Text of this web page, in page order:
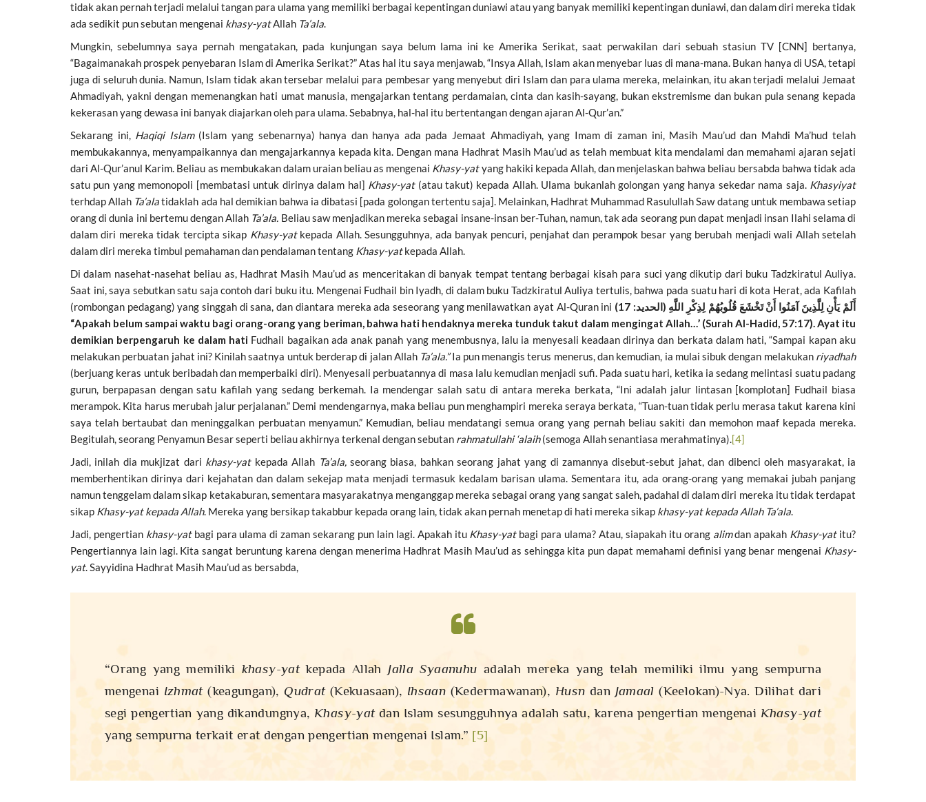
tidak akan pernah terjadi melalui tangan para ulama yang memiliki berbagai kepentingan duniawi atau yang banyak memiliki kepentingan duniawi, dan dalam diri mereka tidak
ada sedikit pun sebutan mengenai khasy-yatAllah Ta’ala.
Mungkin, sebelumnya saya pernah mengatakan, pada kunjungan saya belum lama ini ke Amerika Serikat, saat perwakilan dari sebuah stasiun TV [CNN] bertanya,
“Bagaimanakah prospek penyebaran Islam di Amerika Serikat?” Atas hal itu saya menjawab, “Insya Allah, Islam akan menyebar luas di mana-mana. Bukan hanya di USA, tetapi
juga di seluruh dunia. Namun, Islam tidak akan tersebar melalui para pembesar yang menyebut diri Islam dan para ulama mereka, melainkan, itu akan terjadi melalui Jemaat
Ahmadiyah, yakni dengan memenangkan hati umat manusia, mengajarkan tentang perdamaian, cinta dan kasih-sayang, bukan ekstremisme dan bukan pula senang kepada
kekerasan yang dewasa ini banyak diajarkan oleh para ulama. Sebabnya, hal-hal itu bertentangan dengan ajaran Al-Qur’an.”
Sekarang ini, Haqiqi Islam (Islam yang sebenarnya) hanya dan hanya ada pada Jemaat Ahmadiyah, yang Imam di zaman ini, Masih Mau’ud dan Mahdi Ma’hud telah
membukakannya, menyampaikannya dan mengajarkannya kepada kita. Dengan mana Hadhrat Masih Mau’ud as telah membuat kita mendalami dan memahami ajaran sejati
dari Al-Qur’anul Karim. Beliau as membukakan dalam uraian beliau as mengenai Khasy-yatyang hakiki kepada Allah, dan menjelaskan bahwa beliau bersabda bahwa tidak ada
satu pun yang memonopoli [membatasi untuk dirinya dalam hal] Khasy-yat(atau takut) kepada Allah. Ulama bukanlah golongan yang hanya sekedar nama saja. Khasyiyat
terhdap Allah Ta’alatidaklah ada hal demikian bahwa ia dibatasi [pada golongan tertentu saja]. Melainkan, Hadhrat Muhammad Rasulullah Saw datang untuk membawa setiap
orang di dunia ini bertemu dengan Allah Ta’ala. Beliau saw menjadikan mereka sebagai insane-insan ber-Tuhan, namun, tak ada seorang pun dapat menjadi insan Ilahi selama di
dalam diri mereka tidak tercipta sikap Khasy-yat kepada Allah. Sesungguhnya, ada banyak pencuri, penjahat dan perampok besar yang berubah menjadi wali Allah setelah
dalam diri mereka timbul pemahaman dan pendalaman tentang Khasy-yatkepada Allah.
Di dalam nasehat-nasehat beliau as, Hadhrat Masih Mau’ud as menceritakan di banyak tempat tentang berbagai kisah para suci yang dikutip dari buku Tadzkiratul Auliya.
Saat ini, saya sebutkan satu saja contoh dari buku itu. Mengenai Fudhail bin Iyadh, di dalam buku Tadzkiratul Auliya tertulis, bahwa pada suatu hari di kota Herat, ada Kafilah
(rombongan pedagang) yang singgah di sana, dan diantara mereka ada seseorang yang menilawatkan ayat Al-Quran ini
أَلَمْ يَأْنِ لِلَّذِينَ آمَنُوا أَنْ تَخْشَعَ قُلُوبُهُمْ لِذِكْرِ اللَّهِ (الحديد: 17)
“Apakah belum sampai waktu bagi orang-orang yang beriman, bahwa hati hendaknya mereka tunduk takut dalam mengingat Allah…’ (Surah Al-Hadid, 57:17). Ayat itu
demikian berpengaruh ke dalam hati Fudhail bagaikan ada anak panah yang menembusnya, lalu ia menyesali keadaan dirinya dan berkata dalam hati, “Sampai kapan aku
melakukan perbuatan jahat ini? Kinilah saatnya untuk berderap di jalan Allah Ta’ala.”Ia pun menangis terus menerus, dan kemudian, ia mulai sibuk dengan melakukan riyadhah
(berjuang keras untuk beribadah dan memperbaiki diri). Menyesali perbuatannya di masa lalu kemudian menjadi sufi. Pada suatu hari, ketika ia sedang melintasi suatu padang
gurun, berpapasan dengan satu kafilah yang sedang berkemah. Ia mendengar salah satu di antara mereka berkata, “Ini adalah jalur lintasan [komplotan] Fudhail biasa
merampok. Kita harus merubah jalur perjalanan.” Demi mendengarnya, maka beliau pun menghampiri mereka seraya berkata, “Tuan-tuan tidak perlu merasa takut karena kini
saya telah bertaubat dan meninggalkan perbuatan menyamun.” Kemudian, beliau mendatangi semua orang yang pernah beliau sakiti dan memohon maaf kepada mereka.
Begitulah, seorang Penyamun Besar seperti beliau akhirnya terkenal dengan sebutan rahmatullahi ‘alaih(semoga Allah senantiasa merahmatinya).[4]
Jadi, inilah dia mukjizat dari khasy-yat kepada Allah Ta’ala, seorang biasa, bahkan seorang jahat yang di zamannya disebut-sebut jahat, dan dibenci oleh masyarakat, ia
memberhentikan dirinya dari kejahatan dan dalam sekejap mata menjadi termasuk kedalam barisan ulama. Sementara itu, ada orang-orang yang memakai jubah panjang
namun tenggelam dalam sikap ketakaburan, sementara masyarakatnya menganggap mereka sebagai orang yang sangat saleh, padahal di dalam diri mereka itu tidak terdapat
sikap Khasy-yat kepada Allah. Mereka yang bersikap takabbur kepada orang lain, tidak akan pernah menetap di hati mereka sikap khasy-yat kepada Allah Ta’ala.
Jadi, pengertian khasy-yatbagi para ulama di zaman sekarang pun lain lagi. Apakah itu Khasy-yat bagi para ulama? Atau, siapakah itu orang alimdan apakah Khasy-yatitu?
Pengertiannya lain lagi. Kita sangat beruntung karena dengan menerima Hadhrat Masih Mau’ud as sehingga kita pun dapat memahami definisi yang benar mengenai Khasy-
yat. Sayyidina Hadhrat Masih Mau’ud as bersabda,
“Orang yang memiliki khasy-yatkepada Allah Jalla Syaanuhu adalah mereka yang telah memiliki ilmu yang sempurna
mengenai Izhmat(keagungan), Qudrat(Kekuasaan), Ihsaan (Kedermawanan), Husn dan Jamaal(Keelokan)-Nya. Dilihat dari
segi pengertian yang dikandungnya, Khasy-yatdan Islam sesungguhnya adalah satu, karena pengertian mengenai Khasy-yat
yang sempurna terkait erat dengan pengertian mengenai Islam.” [5]